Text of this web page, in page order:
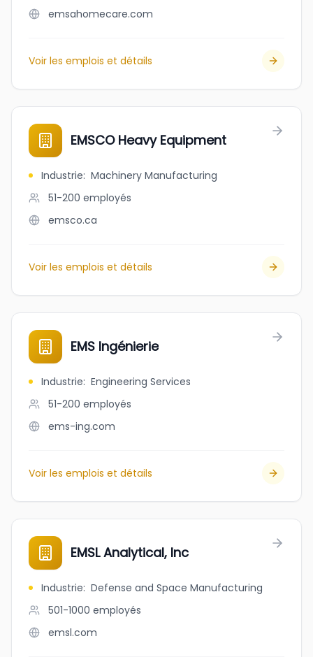
emsahomecare.com
Voir les emplois et détails
EMSCO Heavy Equipment
Industrie: Machinery Manufacturing
51-200 employés
emsco.ca
Voir les emplois et détails
EMS Ingénierie
Industrie: Engineering Services
51-200 employés
ems-ing.com
Voir les emplois et détails
EMSL Analytical, Inc
Industrie: Defense and Space Manufacturing
501-1000 employés
emsl.com